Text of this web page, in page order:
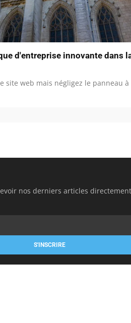
d'entreprise innovante dans
site web mais négligez le panneau à
nos derniers articles
S'INSCRIRE